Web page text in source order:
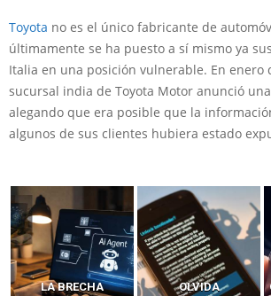
Toyota no es el único fabricante de
últimamente se ha puesto a sí mismo ya
Italia en una posición vulnerable. En enero
sucursal india de Toyota Motor anunció
alegando que era posible que la
algunos de sus clientes hubiera estado
LA BRECHA
OLVIDA